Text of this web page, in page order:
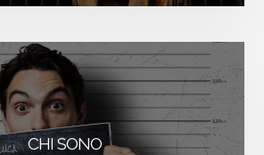
CHI SONO